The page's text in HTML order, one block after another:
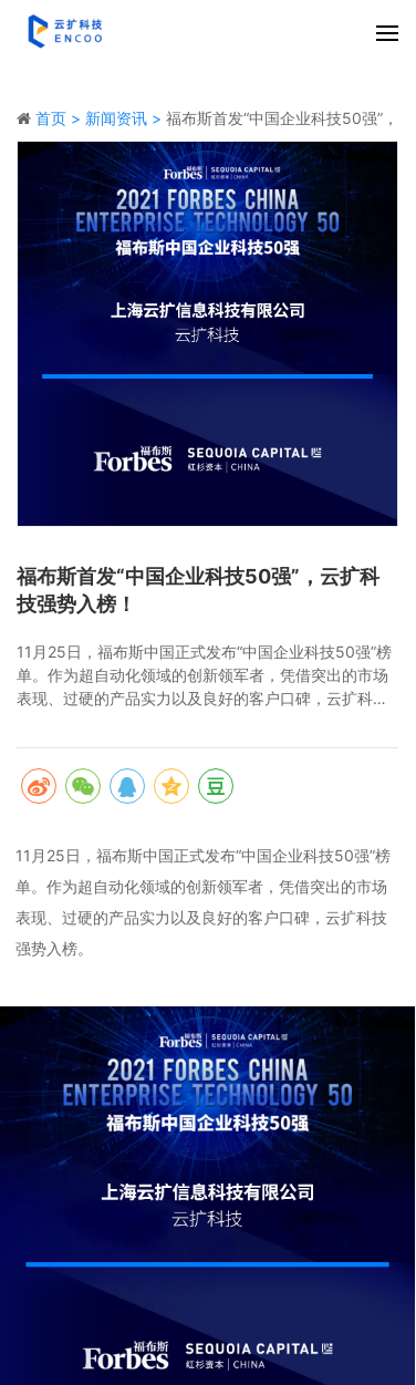
首页 > 新闻资讯 > 福布斯首发“中国企业科技50强”，
云扩科技强势入榜！
福布斯首发“中国企业科技50强”，云扩科
技强势入榜！
11月25日，福布斯中国正式发布“中国企业科技50强”榜
单。作为超自动化领域的创新领军者，凭借突出的市场
表现、过硬的产品实力以及良好的客户口碑，云扩科技
11月25日，福布斯中国正式发布“中国企业科技50强”榜
单。作为超自动化领域的创新领军者，凭借突出的市场
表现、过硬的产品实力以及良好的客户口碑，云扩科技
强势入榜。